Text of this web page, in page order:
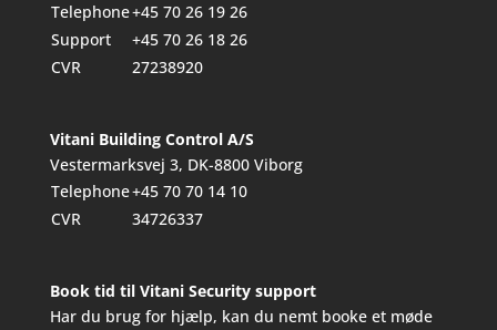
Telephone+45 70 26 19 26
Support
+45 70 26 18 26
CVR
27238920
Vitani Building Control A/S
Vestermarksvej 3, DK-8800 Viborg
Telephone+45 70 70 14 10
CVR
34726337
Book tid til Vitani Security support
Har du brug for hjælp, kan du nemt booke et møde